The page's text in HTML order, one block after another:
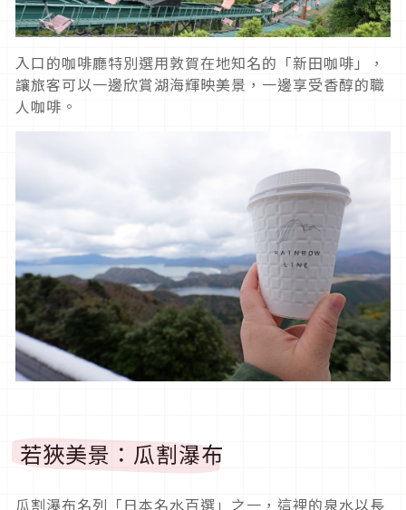
入口的咖啡廳特別選用敦賀在地知名的「新田咖啡」，
讓旅客可以一邊欣賞湖海輝映美景，一邊享受香醇的職
人咖啡。
若狹美景：瓜割瀑布
瓜割瀑布名列「日本名水百選」之一，這裡的泉水以長